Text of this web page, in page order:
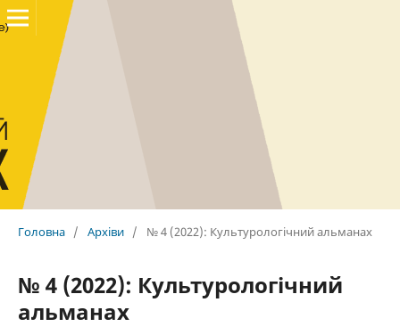
Головна / Архіви / № 4 (2022): Культурологічний альманах
№ 4 (2022): Культурологічний
альманах